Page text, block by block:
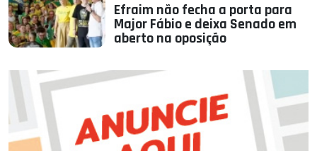
Efraim não fecha a porta para
Major Fábio e deixa Senado em
aberto na oposição